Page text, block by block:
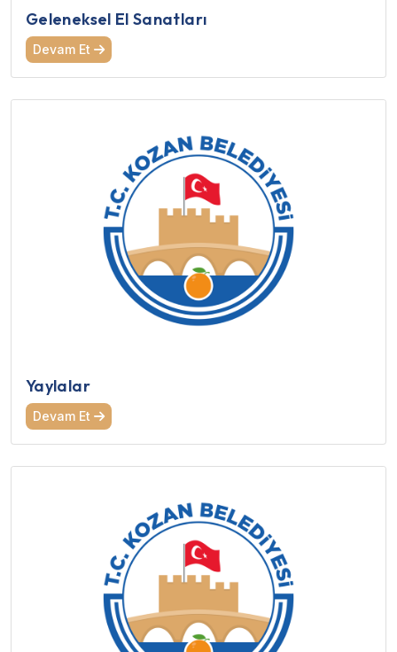
Geleneksel El Sanatları
Devam Et
Yaylalar
Devam Et